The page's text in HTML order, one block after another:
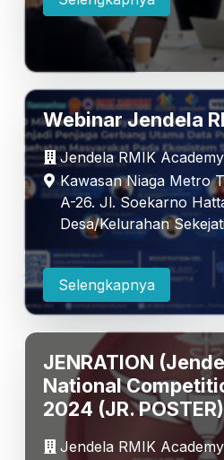
Webinar Jendela
Jendela RMIK Academy
Kawasan Niaga Metro
A-26. Jl. Soekarno
Desa/Kelurahan
Selengkapnya
JENRATION
National
2024 (JR. POSTER)
Jendela RMIK Academy